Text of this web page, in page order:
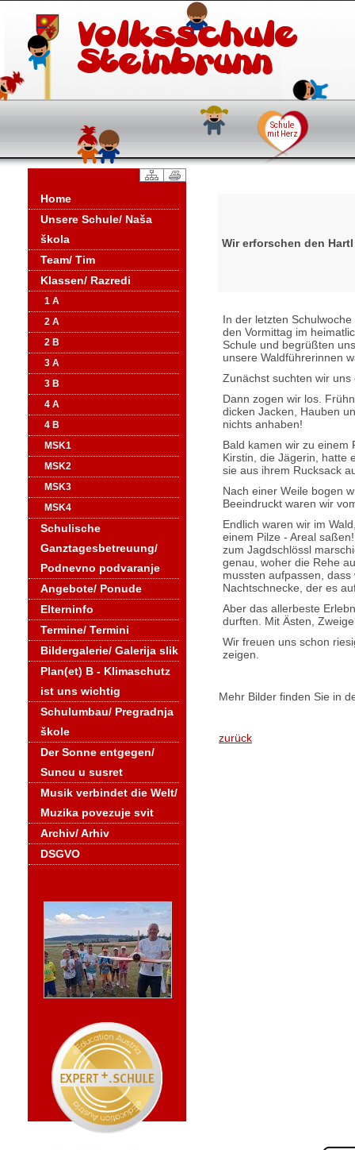
Home
Unsere Schule/ Naša
škola
Team/ Tim
Klassen/ Razredi
1 A
2 A
2 B
3 A
3 B
4 A
4 B
MSK1
MSK2
MSK3
MSK4
Schulische
Ganztagesbetreuung/
Podnevno podvaranje
Angebote/ Ponude
Elterninfo
Termine/ Termini
Bildergalerie/ Galerija slik
Plan(et) B - Klimaschutz
ist uns wichtig
Schulumbau/ Pregradnja
škole
Der Sonne entgegen/
Suncu u susret
Musik verbindet die Welt/
Muzika povezuje svit
Archiv/ Arhiv
DSGVO
Wir erforschen den Hartl
In der letzten
den Vormittag im
Schule und begrüßten
unsere Waldführerinnen
Zunächst suchten wir
Dann zogen wir los.
dicken Jacken, Hauben
nichts anhaben!
Bald kamen wir zu einem
Kirstin, die Jägerin, hatte
sie aus ihrem Rucksack
Nach einer Weile bogen
Beeindruckt waren wir
Endlich waren wir im
einem Pilze - Areal
zum Jagdschlössl
genau, woher die Rehe
mussten aufpassen,
Nachtschnecke, der es
Aber das allerbeste
durften. Mit Ästen,
Wir freuen uns schon
zeigen.
Mehr Bilder finden Sie in
zurück